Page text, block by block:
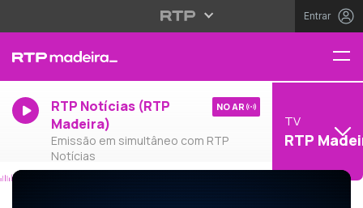
Entrar
RTP Notícias (RTP
Madeira)
Emissão em simultâneo com RTP
Notícias
NO AR
TV
RTP